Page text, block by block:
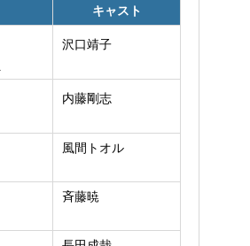
キャスト
沢口靖子
内藤剛志
風間トオル
斉藤暁